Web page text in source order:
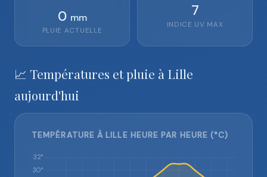
0 mm
PLUIE ACTUELLE
7
INDICE UV MAX
📈 Températures et pluie à Lille
aujourd'hui
TEMPÉRATURE À LILLE HEURE PAR HEURE (°C)